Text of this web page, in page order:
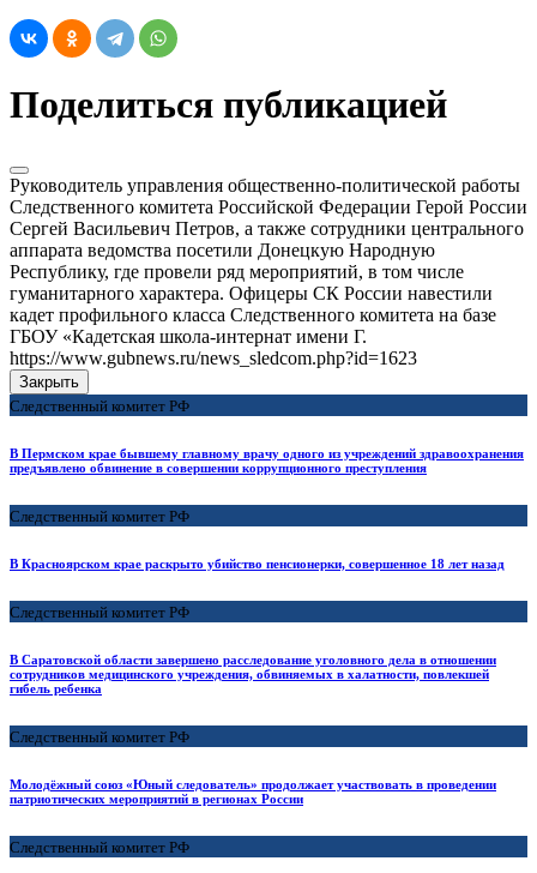
Поделиться публикацией
Руководитель управления общественно-политической работы
Следственного комитета Российской Федерации Герой России
Сергей Васильевич Петров, а также сотрудники центрального
аппарата ведомства посетили Донецкую Народную
Республику, где провели ряд мероприятий, в том числе
гуманитарного характера. Офицеры СК России навестили
кадет профильного класса Следственного комитета на базе
ГБОУ «Кадетская школа-интернат имени Г.
https://www.gubnews.ru/news_sledcom.php?id=1623
Закрыть
Следственный комитет РФ
В Пермском крае бывшему главному врачу одного из учреждений здравоохранения
предъявлено обвинение в совершении коррупционного преступления
Следственный комитет РФ
В Красноярском крае раскрыто убийство пенсионерки, совершенное 18 лет назад
Следственный комитет РФ
В Саратовской области завершено расследование уголовного дела в отношении
сотрудников медицинского учреждения, обвиняемых в халатности, повлекшей
гибель ребенка
Следственный комитет РФ
Молодёжный союз «Юный следователь» продолжает участвовать в проведении
патриотических мероприятий в регионах России
Следственный комитет РФ